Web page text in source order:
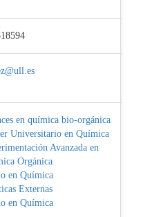
en química bio-orgánica
Universitario en Química
Avanzada en
Orgánica
en Química
Externas
en Química